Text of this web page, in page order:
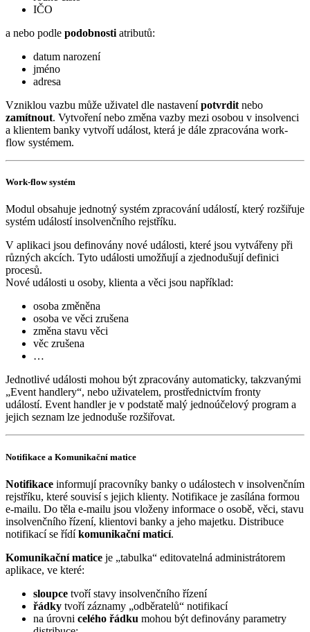
IČO
a nebo podle podobnosti atributů:
datum narození
jméno
adresa
Vzniklou vazbu může uživatel dle nastavenípotvrdit nebo
zamítnout. Vytvoření nebo změna vazby mezi osobou v insolvenci
a klientem banky vytvoří událost, která je dále zpracována work-
flow systémem.
Work-flow systém
Modul obsahuje jednotný systém zpracování událostí, který rozšiřuje
systém událostí insolvenčního rejstříku.
V aplikaci jsou definovány nové události, které jsou vytvářeny při
různých akcích. Tyto události umožňují a zjednodušují definici
procesů.
Nové události u osoby, klienta a věci jsou například:
osoba změněna
osoba ve věci zrušena
změna stavu věci
věc zrušena
…
Jednotlivé události mohou být zpracovány automaticky, takzvanými
„Event handlery“, nebo uživatelem, prostřednictvím fronty
událostí. Event handler je v podstatě malý jednoúčelový program a
jejich seznam lze jednoduše rozšiřovat.
Notifikace a Komunikační matice
Notifikace informují pracovníky banky o událostech v insolvenčním
rejstříku, které souvisí s jejich klienty. Notifikace je zasílána formou
e-mailu. Do těla e-mailu jsou vloženy informace o osobě, věci, stavu
insolvenčního řízení, klientovi banky a jeho majetku. Distribuce
notifikací se řídíkomunikační maticí.
Komunikační matice je „tabulka“ editovatelná administrátorem
aplikace, ve které:
sloupce tvoří stavy insolvenčního řízení
řádky tvoří záznamy „odběratelů“ notifikací
na úrovni celého řádku mohou být definovány parametry